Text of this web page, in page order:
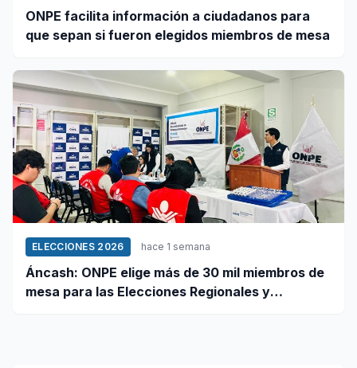
ONPE facilita información a ciudadanos para
que sepan si fueron elegidos miembros de mesa
ELECCIONES 2026 hace 1 semana
Áncash: ONPE elige más de 30 mil miembros de
mesa para las Elecciones Regionales y